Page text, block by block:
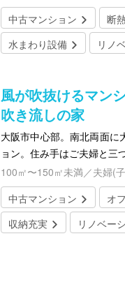
中古マンション
断
水まわり設備
リノ
風が吹抜けるマン
吹き流しの家
大阪市中心部。南北両面に
ョン。住み手はご夫婦と三
100㎡〜150㎡未満／夫婦(
中古マンション
オ
収納充実
リノベー